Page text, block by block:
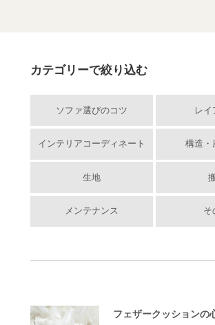
カテゴリーで絞り込む
ソファ選びのコツ レイ
インテリアコーディネート 構造・
生地
メンテナンス そ
フェザークッションの